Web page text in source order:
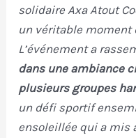
solidaire Axa Atout
un véritable moment
L’événement a
dans une ambiance
plusieurs groupes
un défi sportif
ensoleillée qui a mis